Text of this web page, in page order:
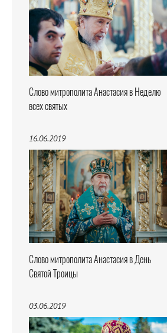
Слово митрополита Анастасия в Неделю
всех святых
16.06.2019
Слово митрополита Анастасия в День
Святой Троицы
03.06.2019